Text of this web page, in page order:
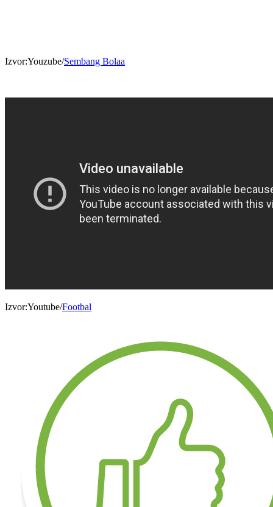
Izvor:Youzube/Sembang Bolaa
Izvor:Youtube/Footbal